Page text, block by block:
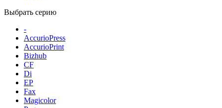
Выбрать серию
-
AccurioPress
AccurioPrint
Bizhub
CF
Di
EP
Fax
Magicolor